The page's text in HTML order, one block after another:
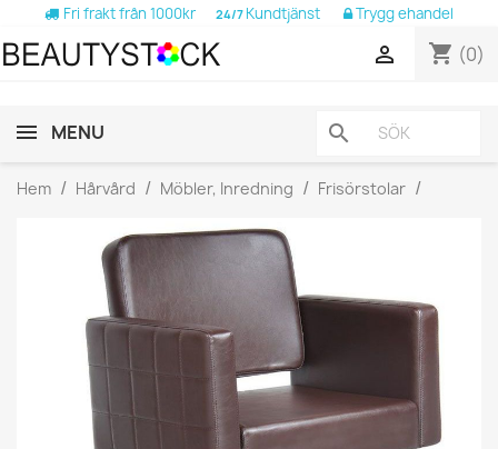
Fri frakt från 1000kr 24/7 Kundtjänst Trygg ehandel
shopping_cart (0)

MENU search
Hem Hårvård Möbler, Inredning Frisörstolar